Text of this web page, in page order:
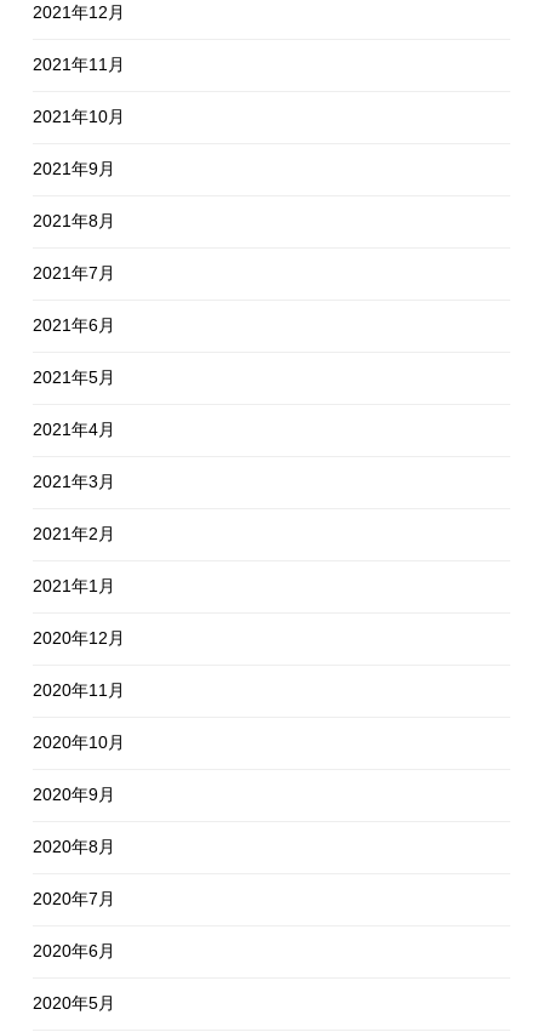
2021年12月
2021年11月
2021年10月
2021年9月
2021年8月
2021年7月
2021年6月
2021年5月
2021年4月
2021年3月
2021年2月
2021年1月
2020年12月
2020年11月
2020年10月
2020年9月
2020年8月
2020年7月
2020年6月
2020年5月